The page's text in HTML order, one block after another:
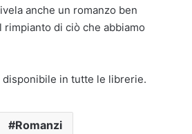
anche un romanzo ben
di ciò che abbiamo
disponibile in tutte le librerie.
Romanzi